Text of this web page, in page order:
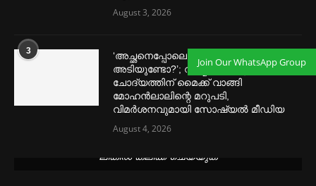
August 3, 2026
3
‘അച്ഛനെപ്പോലെ കാല്‍ പൊക്കി
അടിയുണ്ടോ?’; വിസ്മയയോടുള്ള
ചോദ്യത്തിന് മൈക്ക് വാങ്ങി
മോഹൻലാലിന്റെ മറുപടി,
വിമര്‍ശനവുമായി സോഷ്യല്‍ മീഡിയ
August 4, 2026
ലിങ്കിൽ ക്ലിക്ക് ചെയ്യുക
Join Our WhatsApp Group